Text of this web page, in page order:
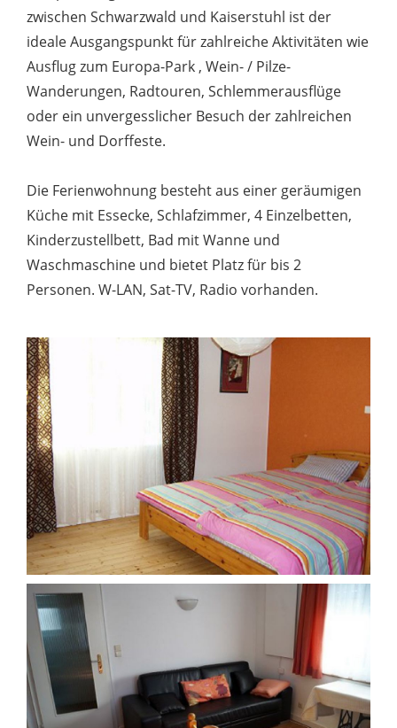
zwischen Schwarzwald und Kaiserstuhl ist der
ideale Ausgangspunkt für zahlreiche Aktivitäten wie
Ausflug zum Europa-Park , Wein- / Pilze-
Wanderungen, Radtouren, Schlemmerausflüge
oder ein unvergesslicher Besuch der zahlreichen
Wein- und Dorffeste.
Die Ferienwohnung besteht aus einer geräumigen
Küche mit Essecke, Schlafzimmer, 4 Einzelbetten,
Kinderzustellbett, Bad mit Wanne und
Waschmaschine und bietet Platz für bis 2
Personen. W-LAN, Sat-TV, Radio vorhanden.